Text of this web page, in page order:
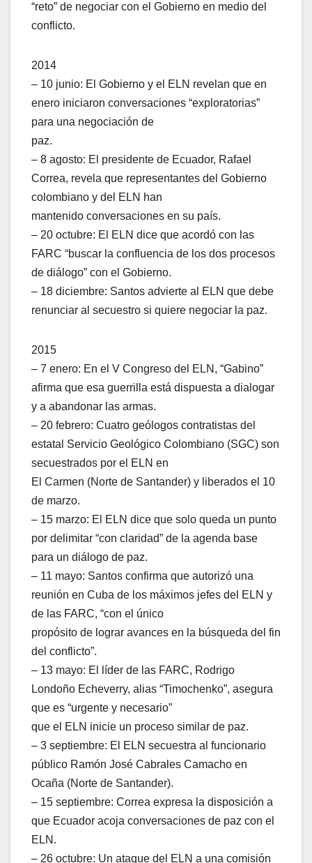
“reto” de negociar con el Gobierno en medio del
conflicto.
2014
– 10 junio: El Gobierno y el ELN revelan que en
enero iniciaron conversaciones “exploratorias”
para una negociación de
paz.
– 8 agosto: El presidente de Ecuador, Rafael
Correa, revela que representantes del Gobierno
colombiano y del ELN han
mantenido conversaciones en su país.
– 20 octubre: El ELN dice que acordó con las
FARC “buscar la confluencia de los dos procesos
de diálogo” con el Gobierno.
– 18 diciembre: Santos advierte al ELN que debe
renunciar al secuestro si quiere negociar la paz.
2015
– 7 enero: En el V Congreso del ELN, “Gabino”
afirma que esa guerrilla está dispuesta a dialogar
y a abandonar las armas.
– 20 febrero: Cuatro geólogos contratistas del
estatal Servicio Geológico Colombiano (SGC) son
secuestrados por el ELN en
El Carmen (Norte de Santander) y liberados el 10
de marzo.
– 15 marzo: El ELN dice que solo queda un punto
por delimitar “con claridad” de la agenda base
para un diálogo de paz.
– 11 mayo: Santos confirma que autorizó una
reunión en Cuba de los máximos jefes del ELN y
de las FARC, “con el único
propósito de lograr avances en la búsqueda del fin
del conflicto”.
– 13 mayo: El líder de las FARC, Rodrigo
Londoño Echeverry, alias “Timochenko”, asegura
que es “urgente y necesario”
que el ELN inicie un proceso similar de paz.
– 3 septiembre: El ELN secuestra al funcionario
público Ramón José Cabrales Camacho en
Ocaña (Norte de Santander).
– 15 septiembre: Correa expresa la disposición a
que Ecuador acoja conversaciones de paz con el
ELN.
– 26 octubre: Un ataque del ELN a una comisión